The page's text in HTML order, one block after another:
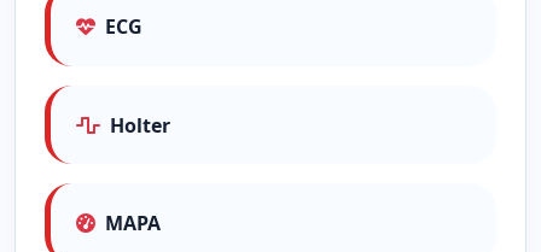
ECG
Holter
MAPA